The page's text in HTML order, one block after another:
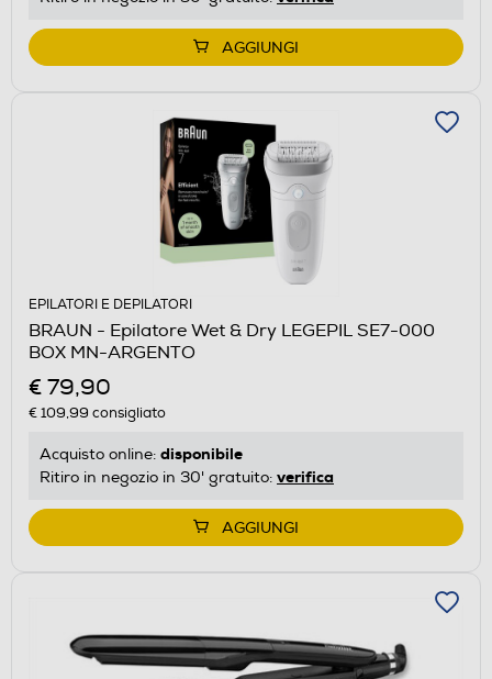
AGGIUNGI
EPILATORI E DEPILATORI
BRAUN - Epilatore Wet & Dry LEGEPIL SE7-000
BOX MN-ARGENTO
€ 79,90
€ 109,99 consigliato
Acquisto online: disponibile
Ritiro in negozio in 30' gratuito: verifica
AGGIUNGI